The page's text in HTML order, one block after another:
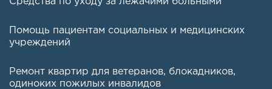
Помощь пациентам социальных и медицинских
учреждений
Ремонт квартир для ветеранов, блокадников,
одиноких пожилых инвалидов